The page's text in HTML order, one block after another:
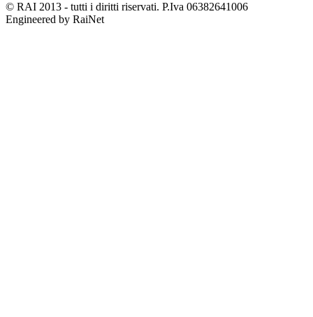
© RAI 2013 - tutti i diritti riservati. P.Iva 06382641006
Engineered by RaiNet